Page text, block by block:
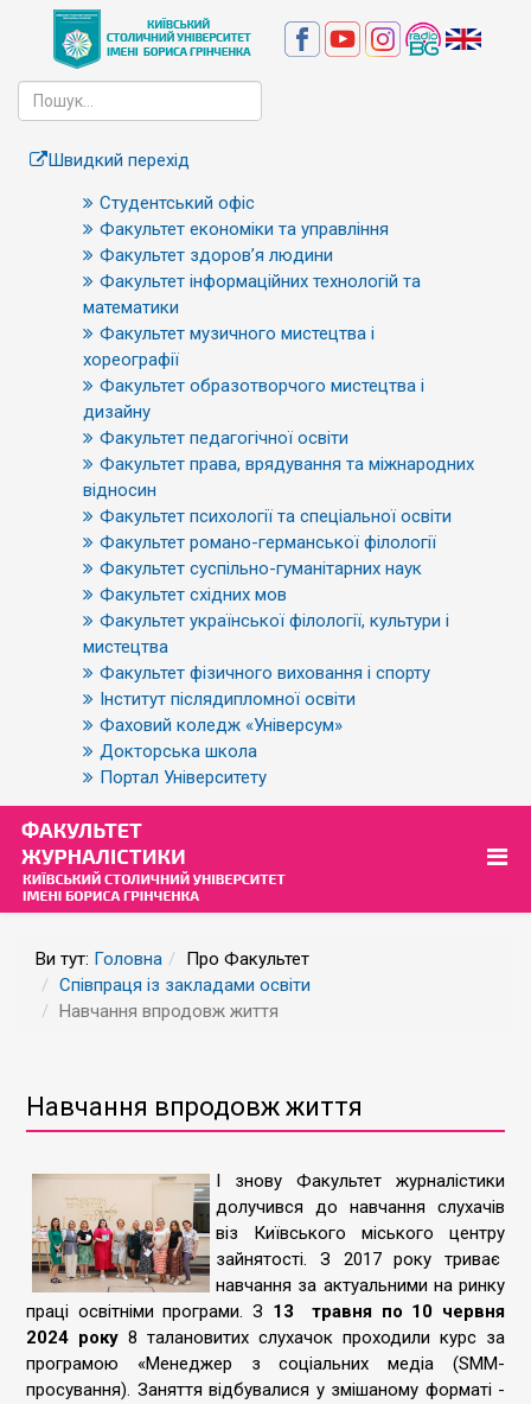
Швидкий перехід
Студентський офіс
Факультет економіки та управління
Факультет здоров’я людини
Факультет інформаційних технологій та
математики
Факультет музичного мистецтва і
хореографії
Факультет образотворчого мистецтва і
дизайну
Факультет педагогічної освіти
Факультет права, врядування та міжнародних
відносин
Факультет психології та спеціальної освіти
Факультет романо-германської філології
Факультет суспільно-гуманітарних наук
Факультет східних мов
Факультет української філології, культури і
мистецтва
Факультет фізичного виховання і спорту
Інститут післядипломної освіти
Фаховий коледж «Універсум»
Докторська школа
Портал Університету
Ви тут: Головна
Про Факультет
Співпраця із закладами освіти
Навчання впродовж життя
Навчання впродовж життя
І знову Факультет журналістики
долучився до навчання слухачів
віз Київського міського центру
зайнятості. З 2017 року триває
навчання за актуальними на ринку
праці освітніми програми. З 13 травня по 10 червня
2024 року 8 талановитих слухачок проходили курс за
програмою «Менеджер з соціальних медіа (SMM-
просування). Заняття відбувалися у змішаному форматі -